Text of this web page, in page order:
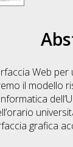
Web
il
grafica